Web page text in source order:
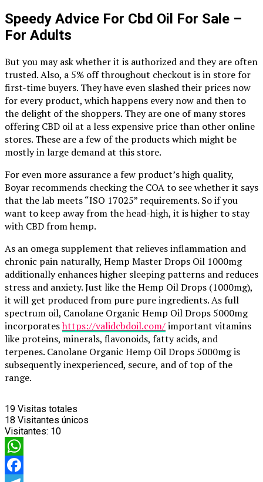
Speedy Advice For Cbd Oil For Sale –
For Adults
But you may ask whether it is authorized and they are often
trusted. Also, a 5% off throughout checkout is in store for
first-time buyers. They have even slashed their prices now
for every product, which happens every now and then to
the delight of the shoppers. They are one of many stores
offering CBD oil at a less expensive price than other online
stores. These are a few of the products which might be
mostly in large demand at this store.
For even more assurance a few product’s high quality,
Boyar recommends checking the COA to see whether it says
that the lab meets “ISO 17025” requirements. So if you
want to keep away from the head-high, it is higher to stay
with CBD from hemp.
As an omega supplement that relieves inflammation and
chronic pain naturally, Hemp Master Drops Oil 1000mg
additionally enhances higher sleeping patterns and reduces
stress and anxiety. Just like the Hemp Oil Drops (1000mg),
it will get produced from pure pure ingredients. As full
spectrum oil, Canolane Organic Hemp Oil Drops 5000mg
incorporateshttps://validcbdoil.com/important vitamins
like proteins, minerals, flavonoids, fatty acids, and
terpenes. Canolane Organic Hemp Oil Drops 5000mg is
subsequently inexperienced, secure, and of top of the
range.
review/ https://validcbdoil.com/american-shaman-review/
https://validcbdoil.com/diamond-cbd-review/
https://validcbdoil.com/medterra-cbd-review/
https://validcbdoil.com/charlottes-web-review/
https://validcbdoil.com/joy-organics-review/
https://validcbdoil.com/cbd-biocare-review/
https://validcbdoil.com/koi-cbd-review/
19 Visitas totales
18 Visitantes únicos
Visitantes: 10
WhatsApp